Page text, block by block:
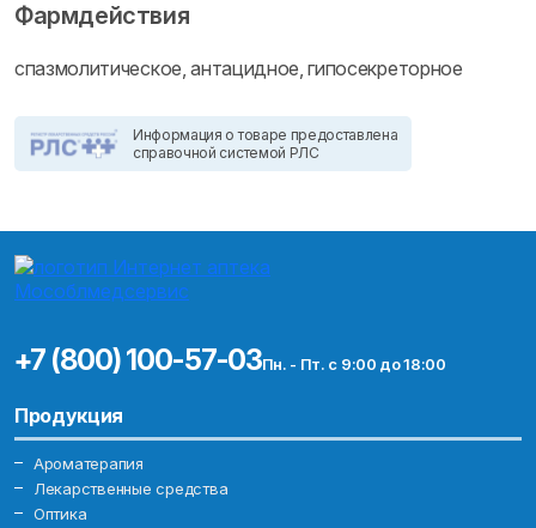
Фармдействия
спазмолитическое, антацидное, гипосекреторное
Информация о товаре предоставлена
справочной системой РЛС
+7 (800) 100-57-03Пн. - Пт. с 9:00 до 18:00
Продукция
Ароматерапия
Лекарственные средства
Оптика